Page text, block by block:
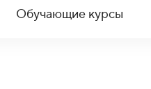
Обучающие курсы